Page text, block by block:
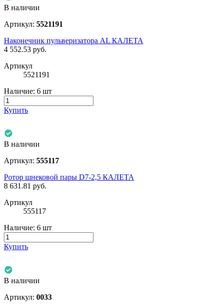
В наличии
Артикул: 5521191
Наконечник пульверизатора AL КАЛЕТА
4 552.53 руб.
Артикул
5521191
Наличие: 6 шт
Купить
В наличии
Артикул: 555117
Ротор шнековой пары D7-2,5 КАЛЕТА
8 631.81 руб.
Артикул
555117
Наличие: 6 шт
Купить
В наличии
Артикул: 0033